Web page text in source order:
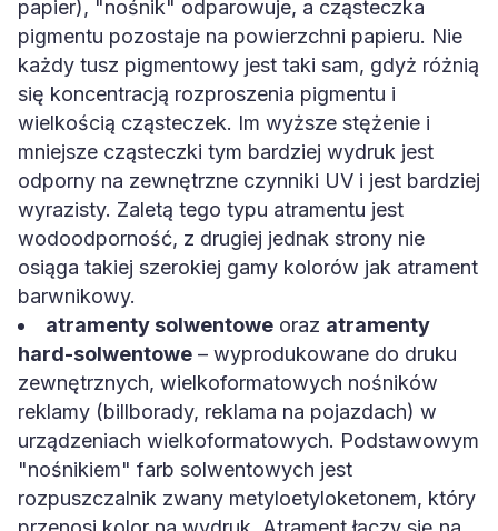
papier), "nośnik" odparowuje, a cząsteczka
pigmentu pozostaje na powierzchni papieru. Nie
każdy tusz pigmentowy jest taki sam, gdyż różnią
się koncentracją rozproszenia pigmentu i
wielkością cząsteczek. Im wyższe stężenie i
mniejsze cząsteczki tym bardziej wydruk jest
odporny na zewnętrzne czynniki UV i jest bardziej
wyrazisty. Zaletą tego typu atramentu jest
wodoodporność, z drugiej jednak strony nie
osiąga takiej szerokiej gamy kolorów jak atrament
barwnikowy.
atramenty solwentowe oraz atramenty
hard-solwentowe – wyprodukowane do druku
zewnętrznych, wielkoformatowych nośników
reklamy (billborady, reklama na pojazdach) w
urządzeniach wielkoformatowych. Podstawowym
"nośnikiem" farb solwentowych jest
rozpuszczalnik zwany metyloetyloketonem, który